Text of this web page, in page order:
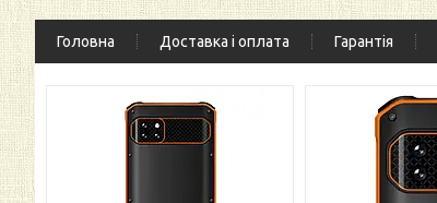
Головна Доставка і оплата Гарантія